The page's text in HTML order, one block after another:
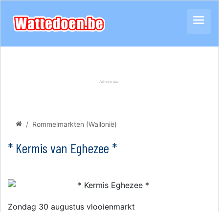
Rommelmarkten (Wallonië)
* Kermis van Eghezee *
Zondag 30 augustus vlooienmarkt